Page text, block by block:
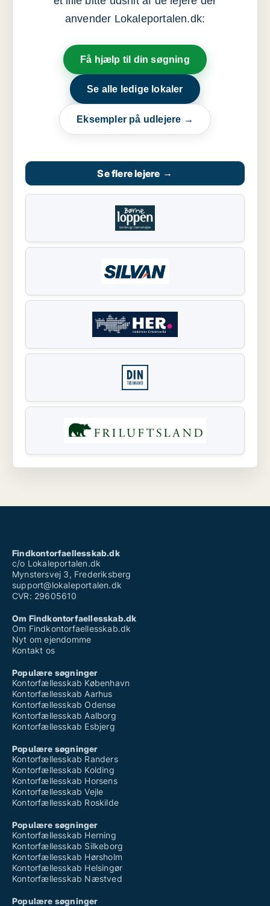
anvender Lokaleportalen.dk:
Få hjælp til din søgning
Se alle ledige lokaler
Eksempler på udlejere →
Se flere lejere →
Findkontorfaellesskab.dk
c/o Lokaleportalen.dk
Mynstersvej 3, Frederiksberg
support@lokaleportalen.dk
CVR: 29605610
Om Findkontorfaellesskab.dk
Om Findkontorfaellesskab.dk
Nyt om ejendomme
Kontakt os
Populære søgninger
Kontorfællesskab København
Kontorfællesskab Aarhus
Kontorfællesskab Odense
Kontorfællesskab Aalborg
Kontorfællesskab Esbjerg
Populære søgninger
Kontorfællesskab Randers
Kontorfællesskab Kolding
Kontorfællesskab Horsens
Kontorfællesskab Vejle
Kontorfællesskab Roskilde
Populære søgninger
Kontorfællesskab Herning
Kontorfællesskab Silkeborg
Kontorfællesskab Hørsholm
Kontorfællesskab Helsingør
Kontorfællesskab Næstved
Populære søgninger